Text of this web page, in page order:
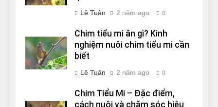
Lê Tuân 2 năm ago 0
Chim tiểu mi ăn gì? Kinh
nghiệm nuôi chim tiểu mi cần
biết
Lê Tuân 2 năm ago 0
Chim Tiểu Mi – Đặc điểm,
cách nuôi và chăm sóc hiệu